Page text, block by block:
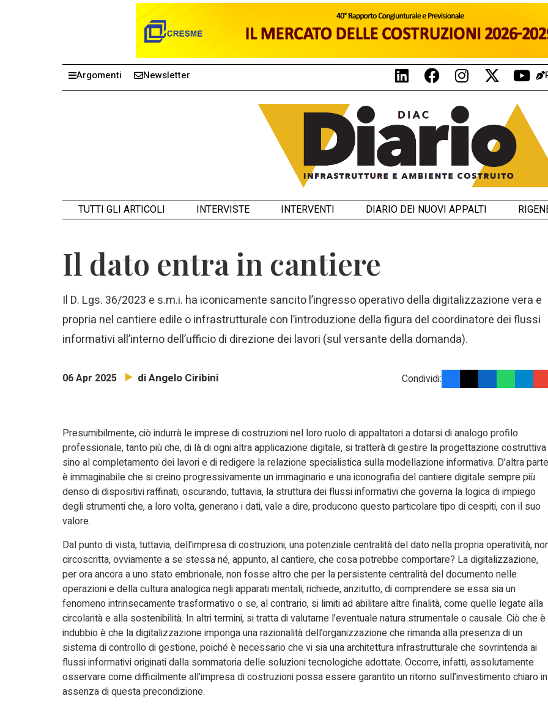
Argomenti Newsletter
TUTTI GLI ARTICOLI INTERVISTE INTERVENTI DIARIO DEI NUOVI APPALTI
Il dato entra in cantiere
Il D. Lgs. 36/2023 e s.m.i. ha iconicamente sancito l’ingresso operativo della digitalizzazione vera e
propria nel cantiere edile o infrastrutturale con l’introduzione della figura del coordinatore dei flussi
informativi all’interno dell’ufficio di direzione dei lavori (sul versante della domanda).
06 Apr 2025 di Angelo Ciribini Condividi:
Presumibilmente, ciò indurrà le imprese di costruzioni nel loro ruolo di appaltatori a dotarsi di analogo profilo
professionale, tanto più che, di là di ogni altra applicazione digitale, si tratterà di gestire la progettazione costruttiva
sino al completamento dei lavori e di redigere la relazione specialistica sulla modellazione informativa. D’altra
è immaginabile che si creino progressivamente un immaginario e una iconografia del cantiere digitale sempre più
denso di dispositivi raffinati, oscurando, tuttavia, la struttura dei flussi informativi che governa la logica di impiego
degli strumenti che, a loro volta, generano i dati, vale a dire, producono questo particolare tipo di cespiti, con il suo
valore.
Dal punto di vista, tuttavia, dell’impresa di costruzioni, una potenziale centralità del dato nella propria operatività,
circoscritta, ovviamente a se stessa né, appunto, al cantiere, che cosa potrebbe comportare? La digitalizzazione,
per ora ancora a uno stato embrionale, non fosse altro che per la persistente centralità del documento nelle
operazioni e della cultura analogica negli apparati mentali, richiede, anzitutto, di comprendere se essa sia un
fenomeno intrinsecamente trasformativo o se, al contrario, si limiti ad abilitare altre finalità, come quelle legate alla
circolarità e alla sostenibilità. In altri termini, si tratta di valutarne l’eventuale natura strumentale o causale. Ciò che è
indubbio è che la digitalizzazione imponga una razionalità dell’organizzazione che rimanda alla presenza di un
sistema di controllo di gestione, poiché è necessario che vi sia una architettura infrastrutturale che sovrintenda ai
flussi informativi originati dalla sommatoria delle soluzioni tecnologiche adottate. Occorre, infatti, assolutamente
osservare come difficilmente all’impresa di costruzioni possa essere garantito un ritorno sull’investimento chiaro in
assenza di questa precondizione.